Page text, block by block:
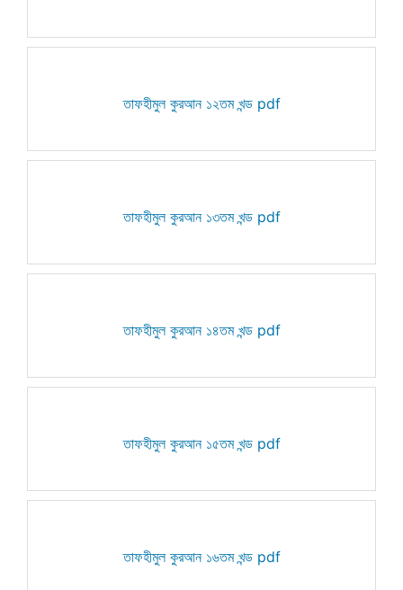
তাফহীমুল কুরআন ১২তম খন্ড pdf
তাফহীমুল কুরআন ১৩তম খন্ড pdf
তাফহীমুল কুরআন ১৪তম খন্ড pdf
তাফহীমুল কুরআন ১৫তম খন্ড pdf
তাফহীমুল কুরআন ১৬তম খন্ড pdf